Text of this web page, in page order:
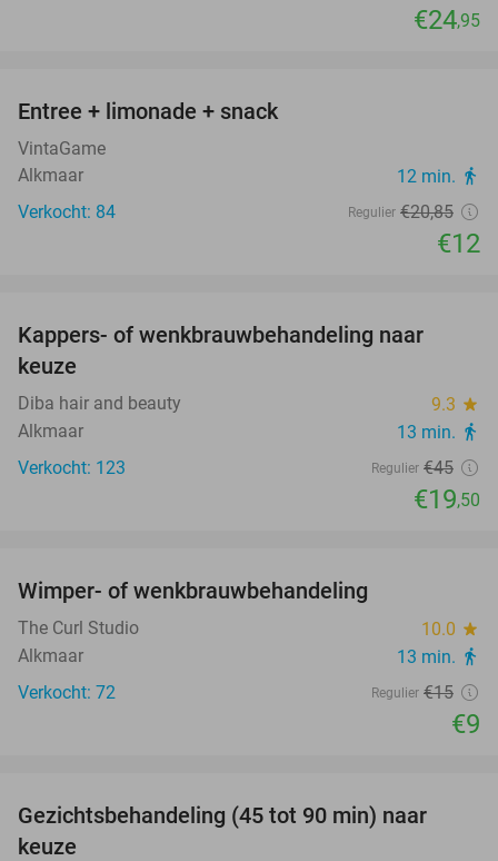
€24,95
Entree + limonade + snack
VintaGame
Alkmaar
12 min. directions_walk
Verkocht: 84 Regulier €20,85
€12
Kappers- of wenkbrauwbehandeling naar
keuze
Diba hair and beauty 9.3 star
Alkmaar 13 min. directions_walk
Verkocht: 123 Regulier €45
€19,50
Wimper- of wenkbrauwbehandeling
The Curl Studio 10.0 star
Alkmaar 13 min. directions_walk
Verkocht: 72 Regulier €15
€9
TODAY
Gezichtsbehandeling (45 tot 90 min) naar
keuze